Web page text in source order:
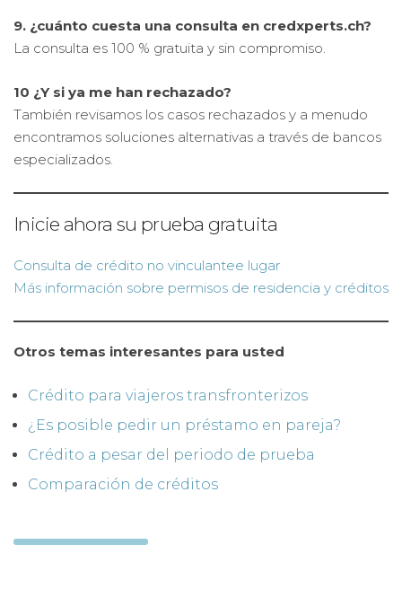
9. ¿cuánto cuesta una consulta en credxperts.ch?
La consulta es 100 % gratuita y sin compromiso.
10 ¿Y si ya me han rechazado?
También revisamos los casos rechazados y a menudo
encontramos soluciones alternativas a través de bancos
especializados.
Inicie ahora su prueba gratuita
Consulta de crédito no vinculantee lugar
Más información sobre permisos de residencia y créditos
Otros temas interesantes para usted
Crédito para viajeros transfronterizos
¿Es posible pedir un préstamo en pareja?
Crédito a pesar del periodo de prueba
Comparación de créditos